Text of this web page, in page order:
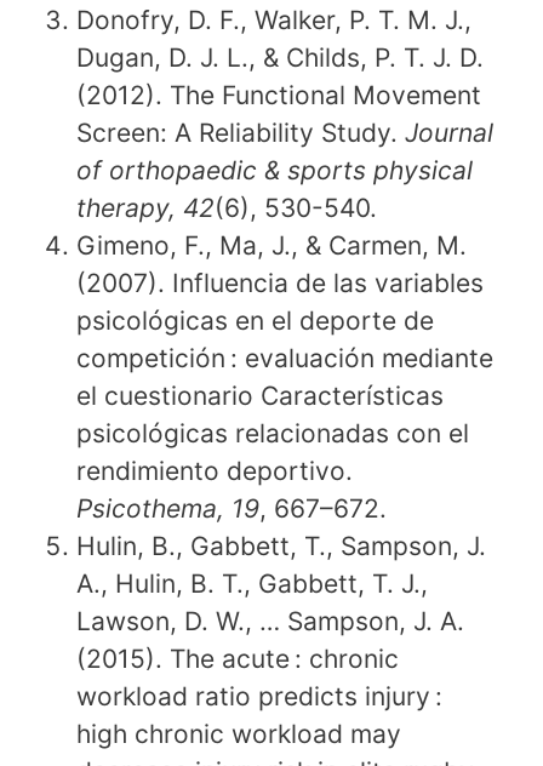
Donofry, D. F., Walker, P. T. M. J.,
Dugan, D. J. L., & Childs, P. T. J. D.
(2012). The Functional Movement
Screen: A Reliability Study. Journal
of orthopaedic & sports physical
therapy, 42(6), 530-540.
Gimeno, F., Ma, J., & Carmen, M.
(2007). Influencia de las variables
psicológicas en el deporte de
competición : evaluación mediante
el cuestionario Características
psicológicas relacionadas con el
rendimiento deportivo.
Psicothema, 19, 667–672.
Hulin, B., Gabbett, T., Sampson, J.
A., Hulin, B. T., Gabbett, T. J.,
Lawson, D. W., … Sampson, J. A.
(2015). The acute : chronic
workload ratio predicts injury :
high chronic workload may